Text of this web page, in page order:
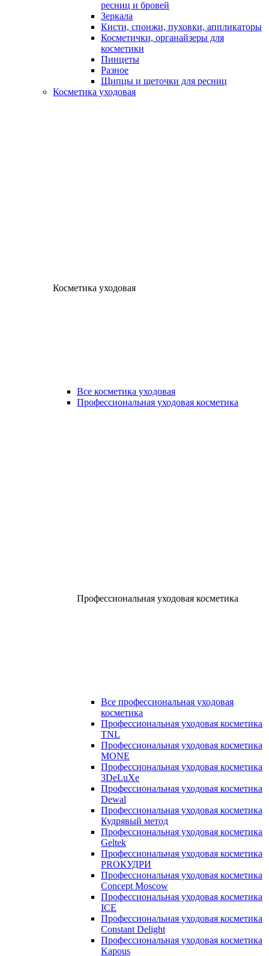
ресниц и бровей
Зеркала
Кисти, спонжи, пуховки, аппликаторы
Косметички, органайзеры для
косметики
Пинцеты
Разное
Щипцы и щеточки для ресниц
Косметика уходовая
Косметика уходовая
Все косметика уходовая
Профессиональная уходовая косметика
Профессиональная уходовая косметика
Все профессиональная уходовая
косметика
Профессиональная уходовая косметика
TNL
Профессиональная уходовая косметика
MONE
Профессиональная уходовая косметика
3DeLuXe
Профессиональная уходовая косметика
Dewal
Профессиональная уходовая косметика
Кудрявый метод
Профессиональная уходовая косметика
Geltek
Профессиональная уходовая косметика
PROКУДРИ
Профессиональная уходовая косметика
Concept Moscow
Профессиональная уходовая косметика
ICE
Профессиональная уходовая косметика
Constant Delight
Профессиональная уходовая косметика
Kapous